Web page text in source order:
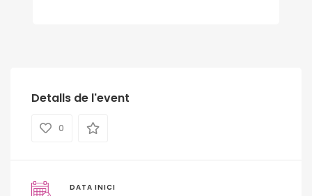
Detalls de l'event
0
DATA INICI